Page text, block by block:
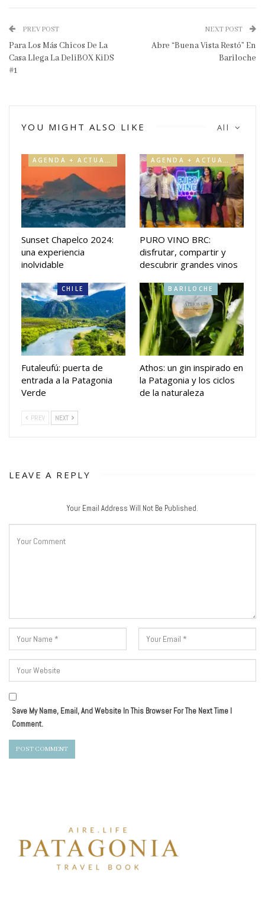
PREV POST
Para Los Más Chicos De La
Casa Llega La DeliBOX KiDS
#1
NEXT POST
Abre “Buena Vista Restó” En
Bariloche
All
YOU MIGHT ALSO LIKE
AGENDA + ACTUALIDAD
Sunset Chapelco 2024:
una experiencia
inolvidable
AGENDA + ACTUALIDAD
PURO VINO BRC:
disfrutar, compartir y
descubrir grandes vinos
CHILE
Futaleufú: puerta de
entrada a la Patagonia
Verde
BARILOCHE
Athos: un gin inspirado en
la Patagonia y los ciclos
de la naturaleza
PREV NEXT
LEAVE A REPLY
Your Email Address Will Not Be Published.
Save My Name, Email, And Website In This Browser For The Next Time I
Comment.